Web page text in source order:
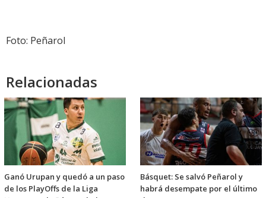
Foto: Peñarol
Relacionadas
Ganó Urupan y quedó a un paso
de los PlayOffs de la Liga
Básquet: Se salvó Peñarol y
habrá desempate por el último